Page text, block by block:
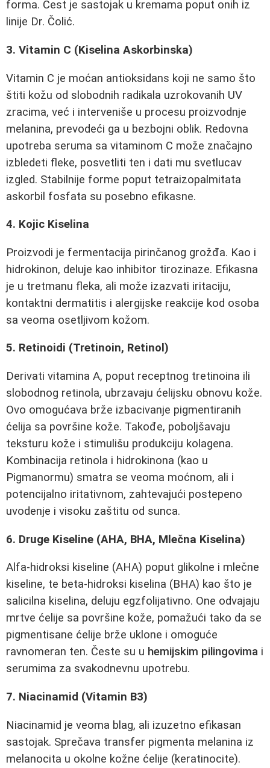
forma. Čest je sastojak u kremama poput onih iz
linije Dr. Čolić.
3. Vitamin C (Kiselina Askorbinska)
Vitamin C je moćan antioksidans koji ne samo što
štiti kožu od slobodnih radikala uzrokovanih UV
zracima, već i interveniše u procesu proizvodnje
melanina, prevodeći ga u bezbojni oblik. Redovna
upotreba seruma sa vitaminom C može značajno
izbledeti fleke, posvetliti ten i dati mu svetlucav
izgled. Stabilnije forme poput tetraizopalmitata
askorbil fosfata su posebno efikasne.
4. Kojic Kiselina
Proizvodi je fermentacija pirinčanog grožđa. Kao i
hidrokinon, deluje kao inhibitor tirozinaze. Efikasna
je u tretmanu fleka, ali može izazvati iritaciju,
kontaktni dermatitis i alergijske reakcije kod osoba
sa veoma osetljivom kožom.
5. Retinoidi (Tretinoin, Retinol)
Derivati vitamina A, poput receptnog tretinoina ili
slobodnog retinola, ubrzavaju ćelijsku obnovu kože.
Ovo omogućava brže izbacivanje pigmentiranih
ćelija sa površine kože. Takođe, poboljšavaju
teksturu kože i stimulišu produkciju kolagena.
Kombinacija retinola i hidrokinona (kao u
Pigmanormu) smatra se veoma moćnom, ali i
potencijalno iritativnom, zahtevajući postepeno
uvodenje i visoku zaštitu od sunca.
6. Druge Kiseline (AHA, BHA, Mlečna Kiselina)
Alfa-hidroksi kiseline (AHA) poput glikolne i mlečne
kiseline, te beta-hidroksi kiselina (BHA) kao što je
salicilna kiselina, deluju egzfolijativno. One odvajaju
mrtve ćelije sa površine kože, pomažući tako da se
pigmentisane ćelije brže uklone i omoguće
ravnomeran ten. Česte su u hemijskim pilingovima i
serumima za svakodnevnu upotrebu.
7. Niacinamid (Vitamin B3)
Niacinamid je veoma blag, ali izuzetno efikasan
sastojak. Sprečava transfer pigmenta melanina iz
melanocita u okolne kožne ćelije (keratinocite).